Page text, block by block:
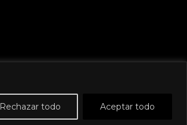
Rechazar todo Aceptar todo